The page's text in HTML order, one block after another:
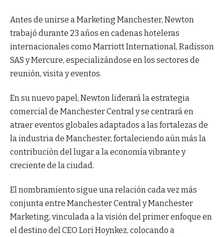
Antes de unirse a Marketing Manchester, Newton
trabajó durante 23 años en cadenas hoteleras
internacionales como Marriott International, Radisson
SAS y Mercure, especializándose en los sectores de
reunión, visita y eventos.
En su nuevo papel, Newton liderará la estrategia
comercial de Manchester Central y se centrará en
atraer eventos globales adaptados a las fortalezas de
la industria de Manchester, fortaleciendo aún más la
contribución del lugar a la economía vibrante y
creciente de la ciudad.
El nombramiento sigue una relación cada vez más
conjunta entre Manchester Central y Manchester
Marketing, vinculada a la visión del primer enfoque en
el destino del CEO Lori Hoynkez, colocando a